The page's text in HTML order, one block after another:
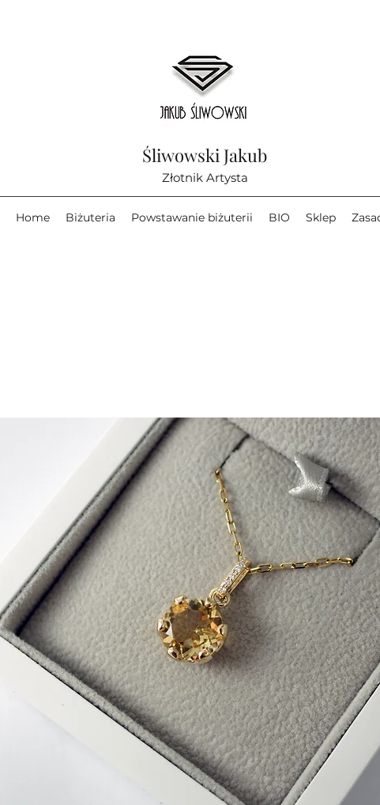
Śliwowski Jakub
Złotnik Artysta
Home Biżuteria Powstawanie biżuterii BIO Sklep